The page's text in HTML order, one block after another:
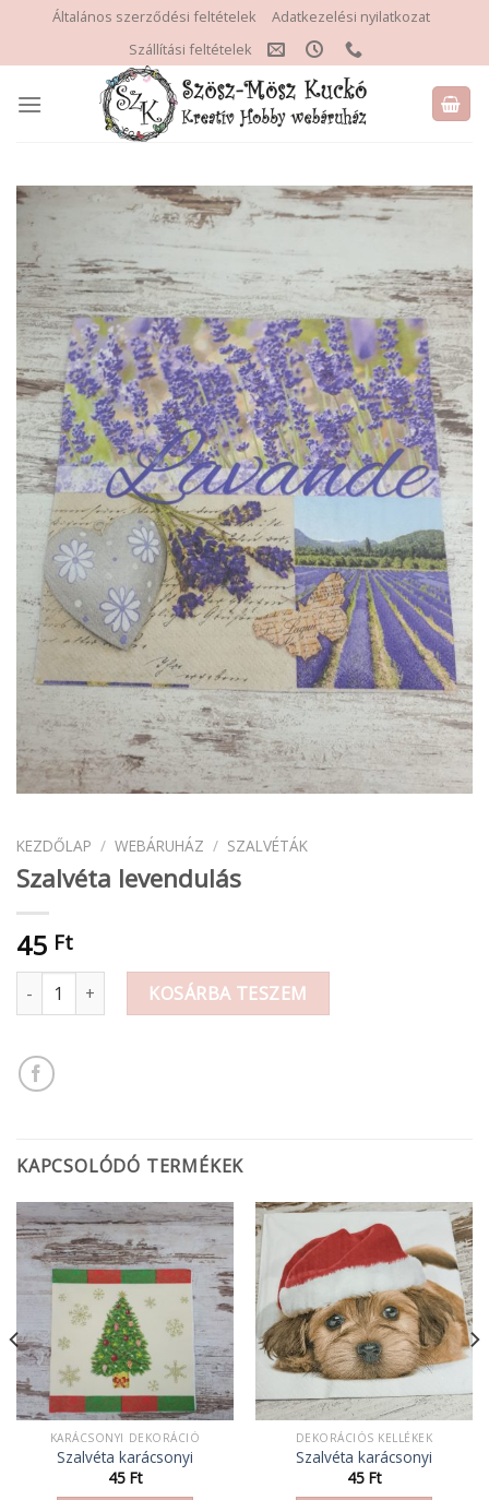
content
Általános szerződési feltételek
Adatkezelési nyilatkozat
Szállítási feltételek
KEZDŐLAP / WEBÁRUHÁZ / SZALVÉTÁK
Szalvéta levendulás
45 Ft
Szalvéta levendulás mennyiségKOSÁRBA TESZEM
KAPCSOLÓDÓ TERMÉKEK
KARÁCSONYI DEKORÁCIÓ
Szalvéta karácsonyi
45 Ft
DEKORÁCIÓS KELLÉKEK
Szalvéta karácsonyi
45 Ft